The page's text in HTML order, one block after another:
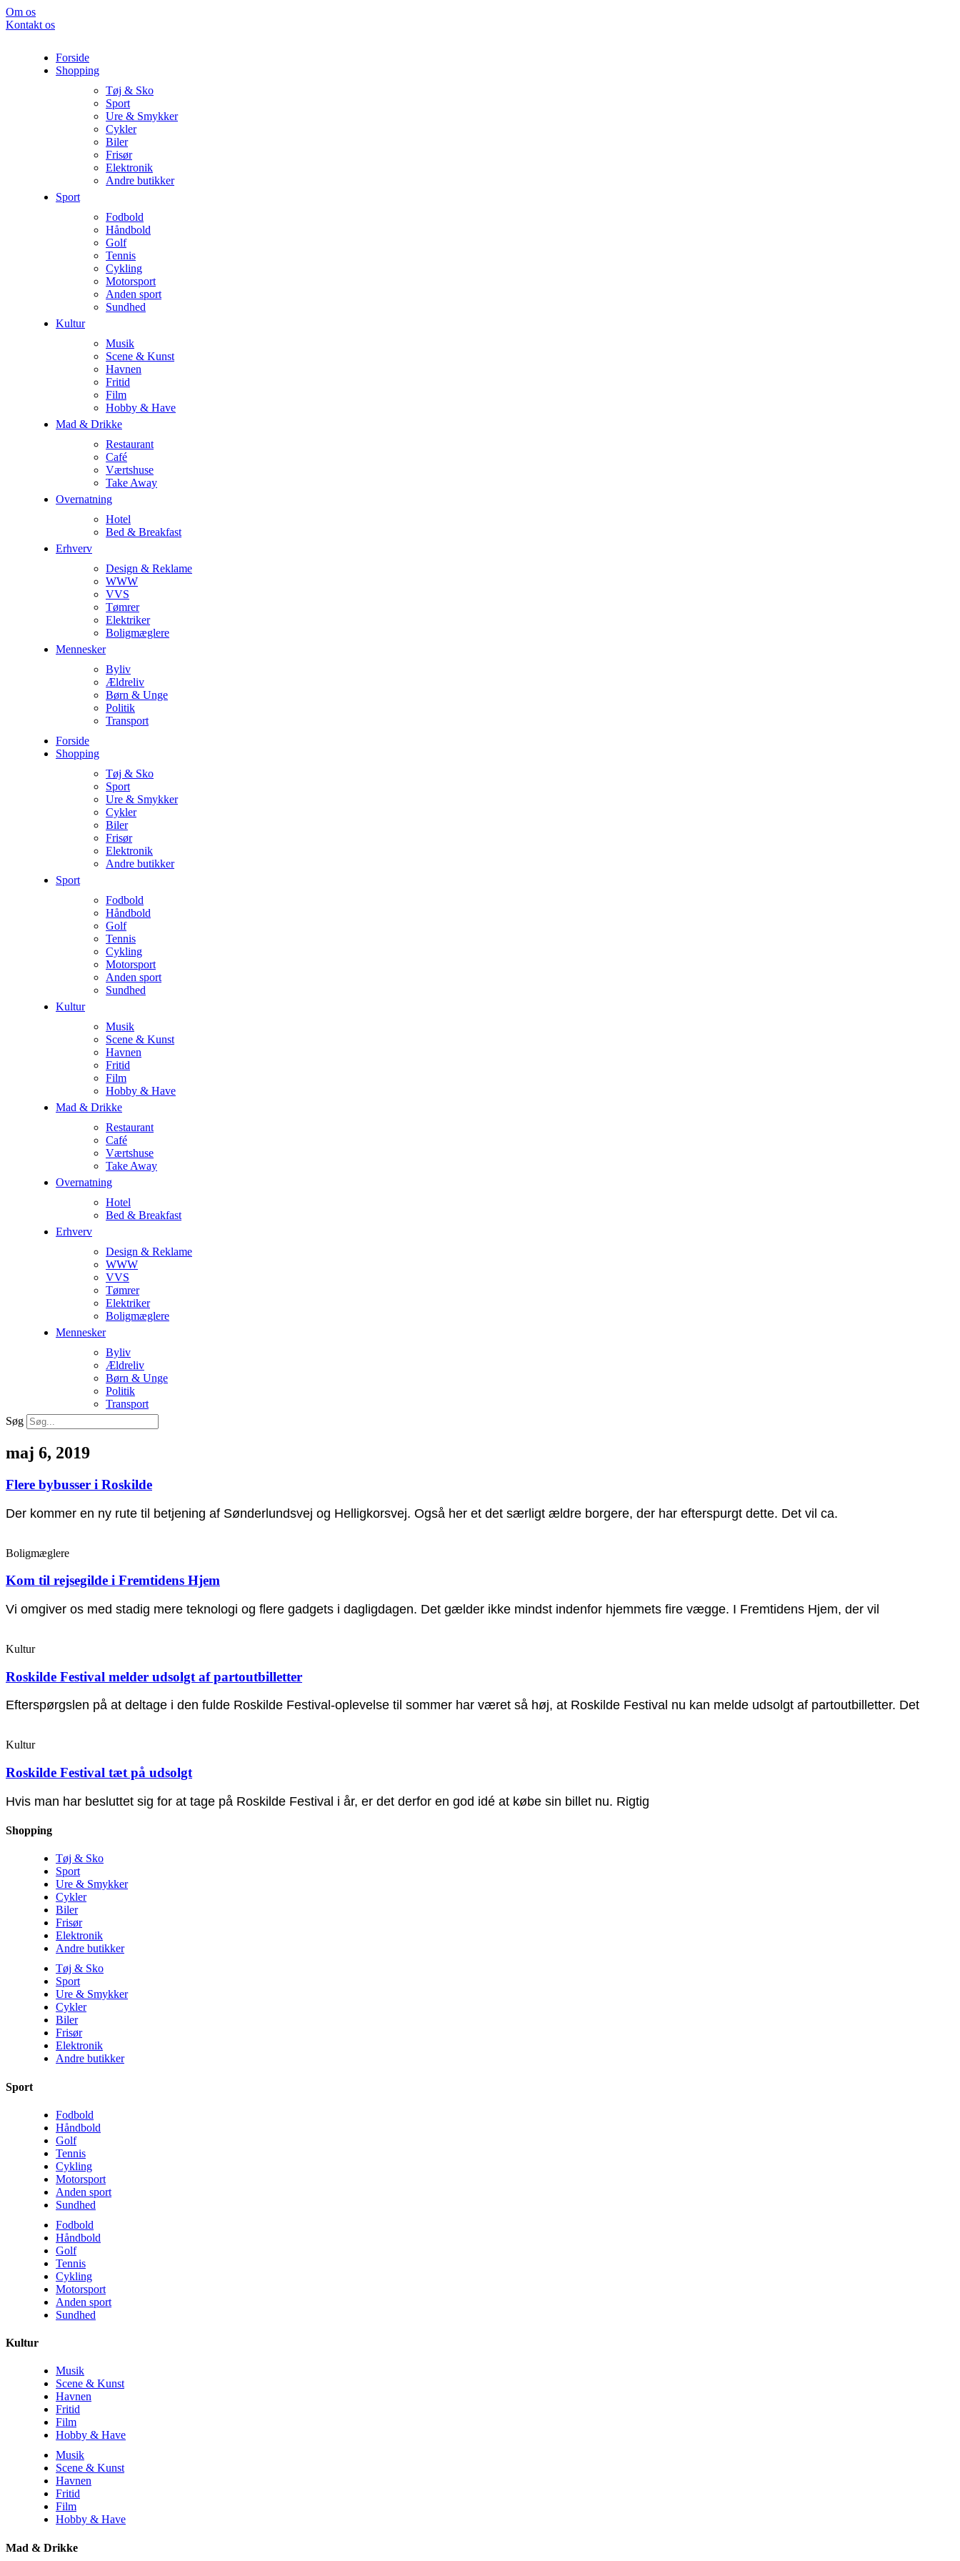
Om os
Kontakt os
Forside
Shopping
Tøj & Sko
Sport
Ure & Smykker
Cykler
Biler
Frisør
Elektronik
Andre butikker
Sport
Fodbold
Håndbold
Golf
Tennis
Cykling
Motorsport
Anden sport
Sundhed
Kultur
Musik
Scene & Kunst
Havnen
Fritid
Film
Hobby & Have
Mad & Drikke
Restaurant
Café
Værtshuse
Take Away
Overnatning
Hotel
Bed & Breakfast
Erhverv
Design & Reklame
WWW
VVS
Tømrer
Elektriker
Boligmæglere
Mennesker
Byliv
Ældreliv
Børn & Unge
Politik
Transport
Forside
Shopping
Tøj & Sko
Sport
Ure & Smykker
Cykler
Biler
Frisør
Elektronik
Andre butikker
Sport
Fodbold
Håndbold
Golf
Tennis
Cykling
Motorsport
Anden sport
Sundhed
Kultur
Musik
Scene & Kunst
Havnen
Fritid
Film
Hobby & Have
Mad & Drikke
Restaurant
Café
Værtshuse
Take Away
Overnatning
Hotel
Bed & Breakfast
Erhverv
Design & Reklame
WWW
VVS
Tømrer
Elektriker
Boligmæglere
Mennesker
Byliv
Ældreliv
Børn & Unge
Politik
Transport
Søg
maj 6, 2019
Flere bybusser i Roskilde
Der kommer en ny rute til betjening af Sønderlundsvej og Helligkorsvej. Også her et det særligt ældre borgere, der har efterspurgt dette. Det vil ca.
Boligmæglere
Kom til rejsegilde i Fremtidens Hjem
Vi omgiver os med stadig mere teknologi og flere gadgets i dagligdagen. Det gælder ikke mindst indenfor hjemmets fire vægge. I Fremtidens Hjem, der vil
Kultur
Roskilde Festival melder udsolgt af partoutbilletter
Efterspørgslen på at deltage i den fulde Roskilde Festival-oplevelse til sommer har været så høj, at Roskilde Festival nu kan melde udsolgt af partoutbilletter. Det
Kultur
Roskilde Festival tæt på udsolgt
Hvis man har besluttet sig for at tage på Roskilde Festival i år, er det derfor en god idé at købe sin billet nu. Rigtig
Shopping
Tøj & Sko
Sport
Ure & Smykker
Cykler
Biler
Frisør
Elektronik
Andre butikker
Tøj & Sko
Sport
Ure & Smykker
Cykler
Biler
Frisør
Elektronik
Andre butikker
Sport
Fodbold
Håndbold
Golf
Tennis
Cykling
Motorsport
Anden sport
Sundhed
Fodbold
Håndbold
Golf
Tennis
Cykling
Motorsport
Anden sport
Sundhed
Kultur
Musik
Scene & Kunst
Havnen
Fritid
Film
Hobby & Have
Musik
Scene & Kunst
Havnen
Fritid
Film
Hobby & Have
Mad & Drikke